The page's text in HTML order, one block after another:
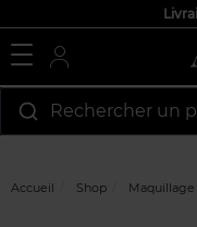
Rechercher un
Accueil Shop Maquillage